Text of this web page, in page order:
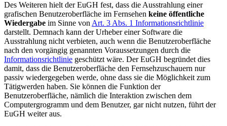
Des Weiteren hielt der EuGH fest, dass die Ausstrahlung einer
grafischen Benutzeroberfläche im Fernsehen keine öffentliche
Wiedergabe im Sinne von Art. 3 Abs. 1 Informationsrichtlinie
darstellt. Demnach kann der Urheber einer Software die
Ausstrahlung nicht verbieten, auch wenn die Benutzeroberfläche
nach den vorgängig genannten Voraussetzungen durch die
Informationsrichtlinie geschützt wäre. Der EuGH begründet dies
damit, dass die Benutzeroberfläche den Fernsehzuschauern nur
passiv wiedergegeben werde, ohne dass sie die Möglichkeit zum
Tätigwerden haben. Sie können die Funktion der
Benutzeroberfläche, nämlich die Interaktion zwischen dem
Computergrogramm und dem Benutzer, gar nicht nutzen, führt der
EuGH weiter aus.